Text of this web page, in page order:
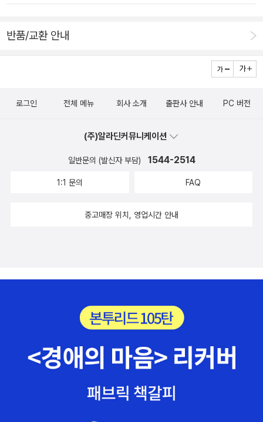
면 촘촘히 짠 융단 같은 꽃밥화주(花柱)화사(花絲)화분낭 수술,
었더니, 내게도 들리기 시작했다. 그 말은 정녕 사랑과 유혹의 메
게 질투를 느꼈다. 이전까지는 그저 아름다운 여자일 뿐이었지만
그녀는 이제 내게 완벽한 여자가 되었다. 그러나 그 사실을 깨닫
고 나자 그 여자는 떠났다. 한 그루 나무처럼, 초록색 줄기처럼 그
되고 말았다. 한 권의 시집을 읽고 나서 그녀의 이름이 ‘수련’이었
똑히 기억해낼 수 있었다. 그것은 이런 말이었다. ‘이 종이 위로
올라와야 한다. 종이를 맞바라보면서 거기에 찍힌 글자들을 읽으
려 하지 말고, 어서 이 흰 종이 안으로 들어오기 바란다… 글자들
그 소리를 듣기 위해서… 수련을 사랑했던 모네/ 모네는 수련의
다.위안이있다면 '바다를 떠나고 나서야/눈이/바다를 행해 열린
창임'을 알게 되었다는 것.지리멸렬한 일상에찌든 마음들이바다
의 가슴에 숨을 맞춤으로써 얼마간은 치유될 수 있다는 것.
반품/교환 안내
로그인 전체 메뉴 회사 소개 출판사 안내 PC 버전
(주)알라딘커뮤니케이션
일반문의 (발신자 부담) 1544-2514
1:1 문의 FAQ
중고매장 위치, 영업시간 안내